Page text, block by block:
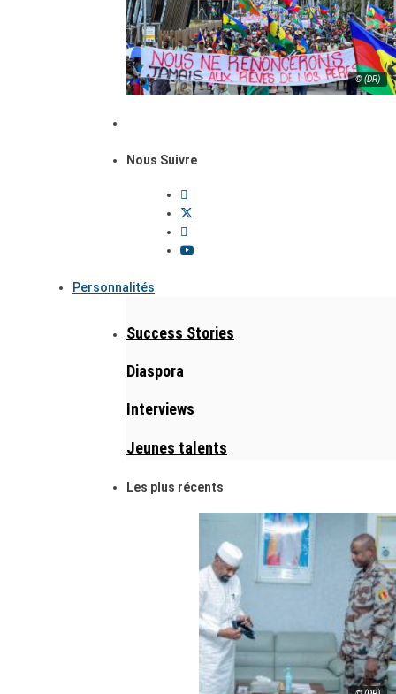
© (DR)
Nous Suivre
Personnalités
Success Stories
Diaspora
Interviews
Jeunes talents
Les plus récents